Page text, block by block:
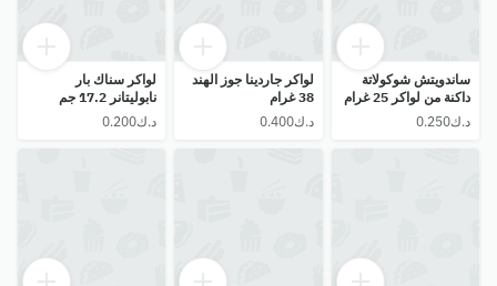
ساندويتش شوكولاتة
داكنة من لواكر 25 غرام
لواكر جاردينا جوز الهند
38 غرام
⁦د.ك0.400⁩
لواكر سناك بار
نابوليتانر 17.2 جم